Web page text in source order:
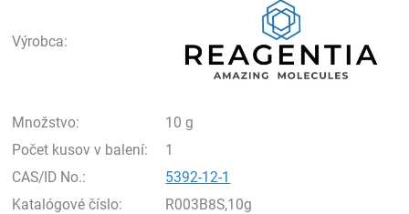
Výrobca:
Množstvo:
10 g
Počet kusov v balení:
1
CAS/ID No.:
5392-12-1
Katalógové číslo:
R003B8S,10g